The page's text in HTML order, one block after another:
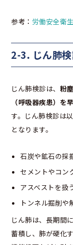
参考： 労働安全衛
2-3. じん肺
じん肺検診は、 粉
（呼吸器疾患）を
す。じん肺検診は
となります。
石炭や鉱石の採
セメントやコン
アスベストを扱
トンネル掘削や
じん肺は、長期間
蓄積し、肺が硬化